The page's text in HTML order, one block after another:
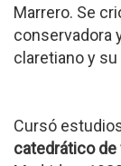
Marrero. Se
conservadora
claretiano y
Cursó
catedrático